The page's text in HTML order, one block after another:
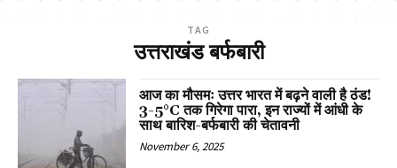
TAG
उत्तराखंड बर्फबारी
आज का मौसमः उत्तर भारत में बढ़ने वाली है ठंड!
3-5°C तक गिरेगा पारा, इन राज्यों में आंधी के
साथ बारिश-बर्फबारी की चेतावनी
November 6, 2025